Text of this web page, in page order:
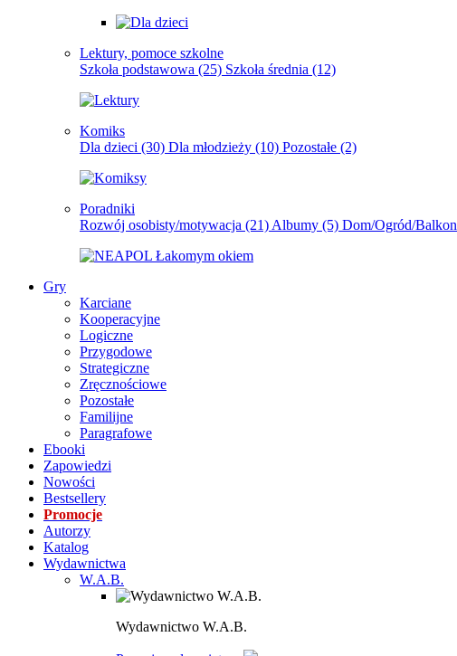
Lektury, pomoce szkolne
Szkoła podstawowa (25) Szkoła średnia (12)
Komiks
Dla dzieci (30) Dla młodzieży (10) Pozostałe (2)
Poradniki
Rozwój osobisty/motywacja (21) Albumy (5) Dom/Ogród/Balkon
Gry
Karciane
Kooperacyjne
Logiczne
Przygodowe
Strategiczne
Zręcznościowe
Pozostałe
Familijne
Paragrafowe
Ebooki
Zapowiedzi
Nowości
Bestsellery
Promocje
Autorzy
Katalog
Wydawnictwa
W.A.B.
Wydawnictwo W.A.B.